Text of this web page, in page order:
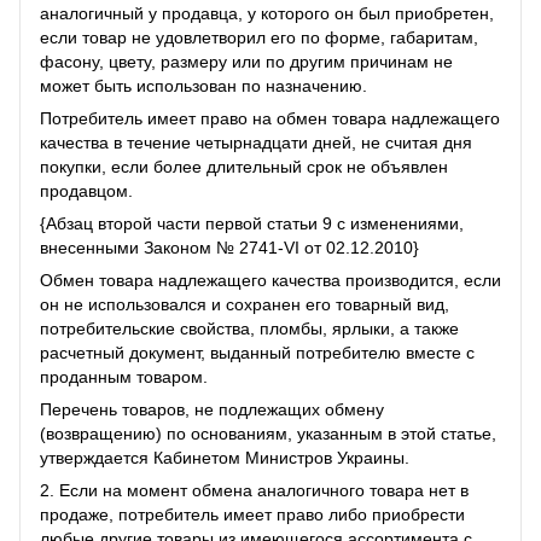
аналогичный у продавца, у которого он был приобретен,
если товар не удовлетворил его по форме, габаритам,
фасону, цвету, размеру или по другим причинам не
может быть использован по назначению.
Потребитель имеет право на обмен товара надлежащего
качества в течение четырнадцати дней, не считая дня
покупки, если более длительный срок не объявлен
продавцом.
{Абзац второй части первой статьи 9 с изменениями,
внесенными Законом № 2741-VI от 02.12.2010}
Обмен товара надлежащего качества производится, если
он не использовался и сохранен его товарный вид,
потребительские свойства, пломбы, ярлыки, а также
расчетный документ, выданный потребителю вместе с
проданным товаром.
Перечень товаров, не подлежащих обмену
(возвращению) по основаниям, указанным в этой статье,
утверждается Кабинетом Министров Украины.
2. Если на момент обмена аналогичного товара нет в
продаже, потребитель имеет право либо приобрести